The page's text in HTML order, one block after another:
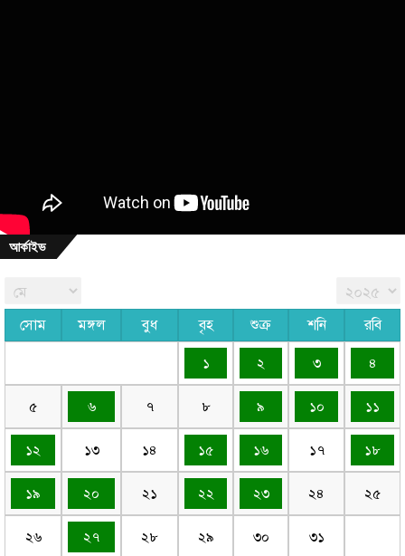
আর্কাইভ
সোম মঙ্গল বুধ বৃহ শুক্র শনি রবি
১ ২ ৩ ৪
৫ ৬ ৭ ৮ ৯ ১০ ১১
১২ ১৩ ১৪ ১৫ ১৬ ১৭ ১৮
১৯ ২০ ২১ ২২ ২৩ ২৪ ২৫
২৬ ২৭ ২৮ ২৯ ৩০ ৩১